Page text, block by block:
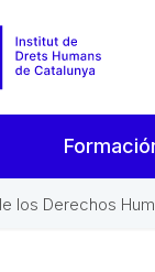
los Derechos